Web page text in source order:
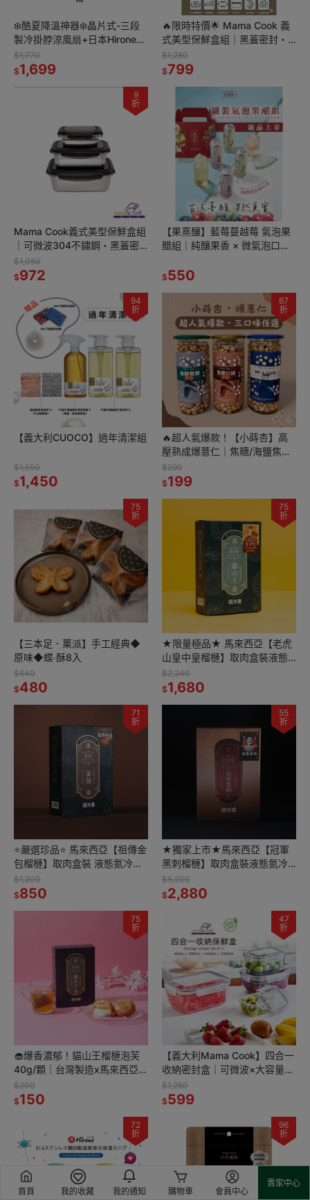
首頁 我的收藏 我的通知 購物車 會員中心
賣家中心
❄️酷夏降溫神器❄️晶片式-三段
製冷掛脖涼風扇+日本Hirone
冰涼薄荷身體噴霧 100ml🌬️冰
爽加倍・清涼一夏
$1,770
$1,699
🔥限時特價🌟 Mama Cook 義
式美型保鮮盒組｜黑蓋密封・
304不鏽鋼・可微波 🍱
$1,280
$799
9
折
Mama Cook義式美型保鮮盒組
｜可微波304不鏽鋼・黑蓋密
封｜收納超有型🖤
$1,080
$972
【果熹釀】藍莓蔓越莓 氣泡果
醋組｜純釀果香 × 微氣泡口感
$550
94
折
【義大利CUOCO】過年清潔組
$1,550
$1,450
67
折
🔥超人氣爆款！【小蒔杏】高
壓熟成爆薏仁｜焦糖/海鹽焦糖/
香醇牛奶 三口味任選🎉
$299
$199
75
折
【三本足．菓派】手工經典◆
原味◆蝶‧酥8入
$640
$480
75
折
★限量極品★ 馬來西亞【老虎
山皇中皇榴槤】取肉盒裝液態
氮冷凍D197(400g/盒)
$2,240
$1,680
71
折
⭐️嚴選珍品⭐️ 馬來西亞【祖傳金
包榴槤】取肉盒裝 液態氮冷凍
D13｜400g/盒
$1,200
$850
55
折
★獨家上市★馬來西亞【冠軍
黑刺榴槤】取肉盒裝液態氮冷
凍D200(400g/盒)
$5,200
$2,880
75
折
🧁爆香濃郁！貓山王榴槤泡芙
40g/顆｜台灣製造x馬來西亞頂
級榴槤
$200
$150
47
折
【義大利Mama Cook】四合一
收納密封盒｜可微波×大容量×
超值入手🔥
$1,280
$599
72
折
96
折